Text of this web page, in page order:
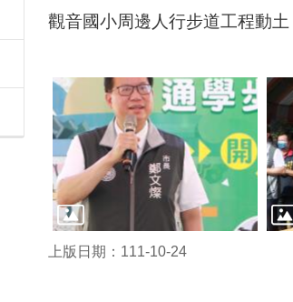
觀音國小周邊人行步道工程動土
上版日期：111-10-24